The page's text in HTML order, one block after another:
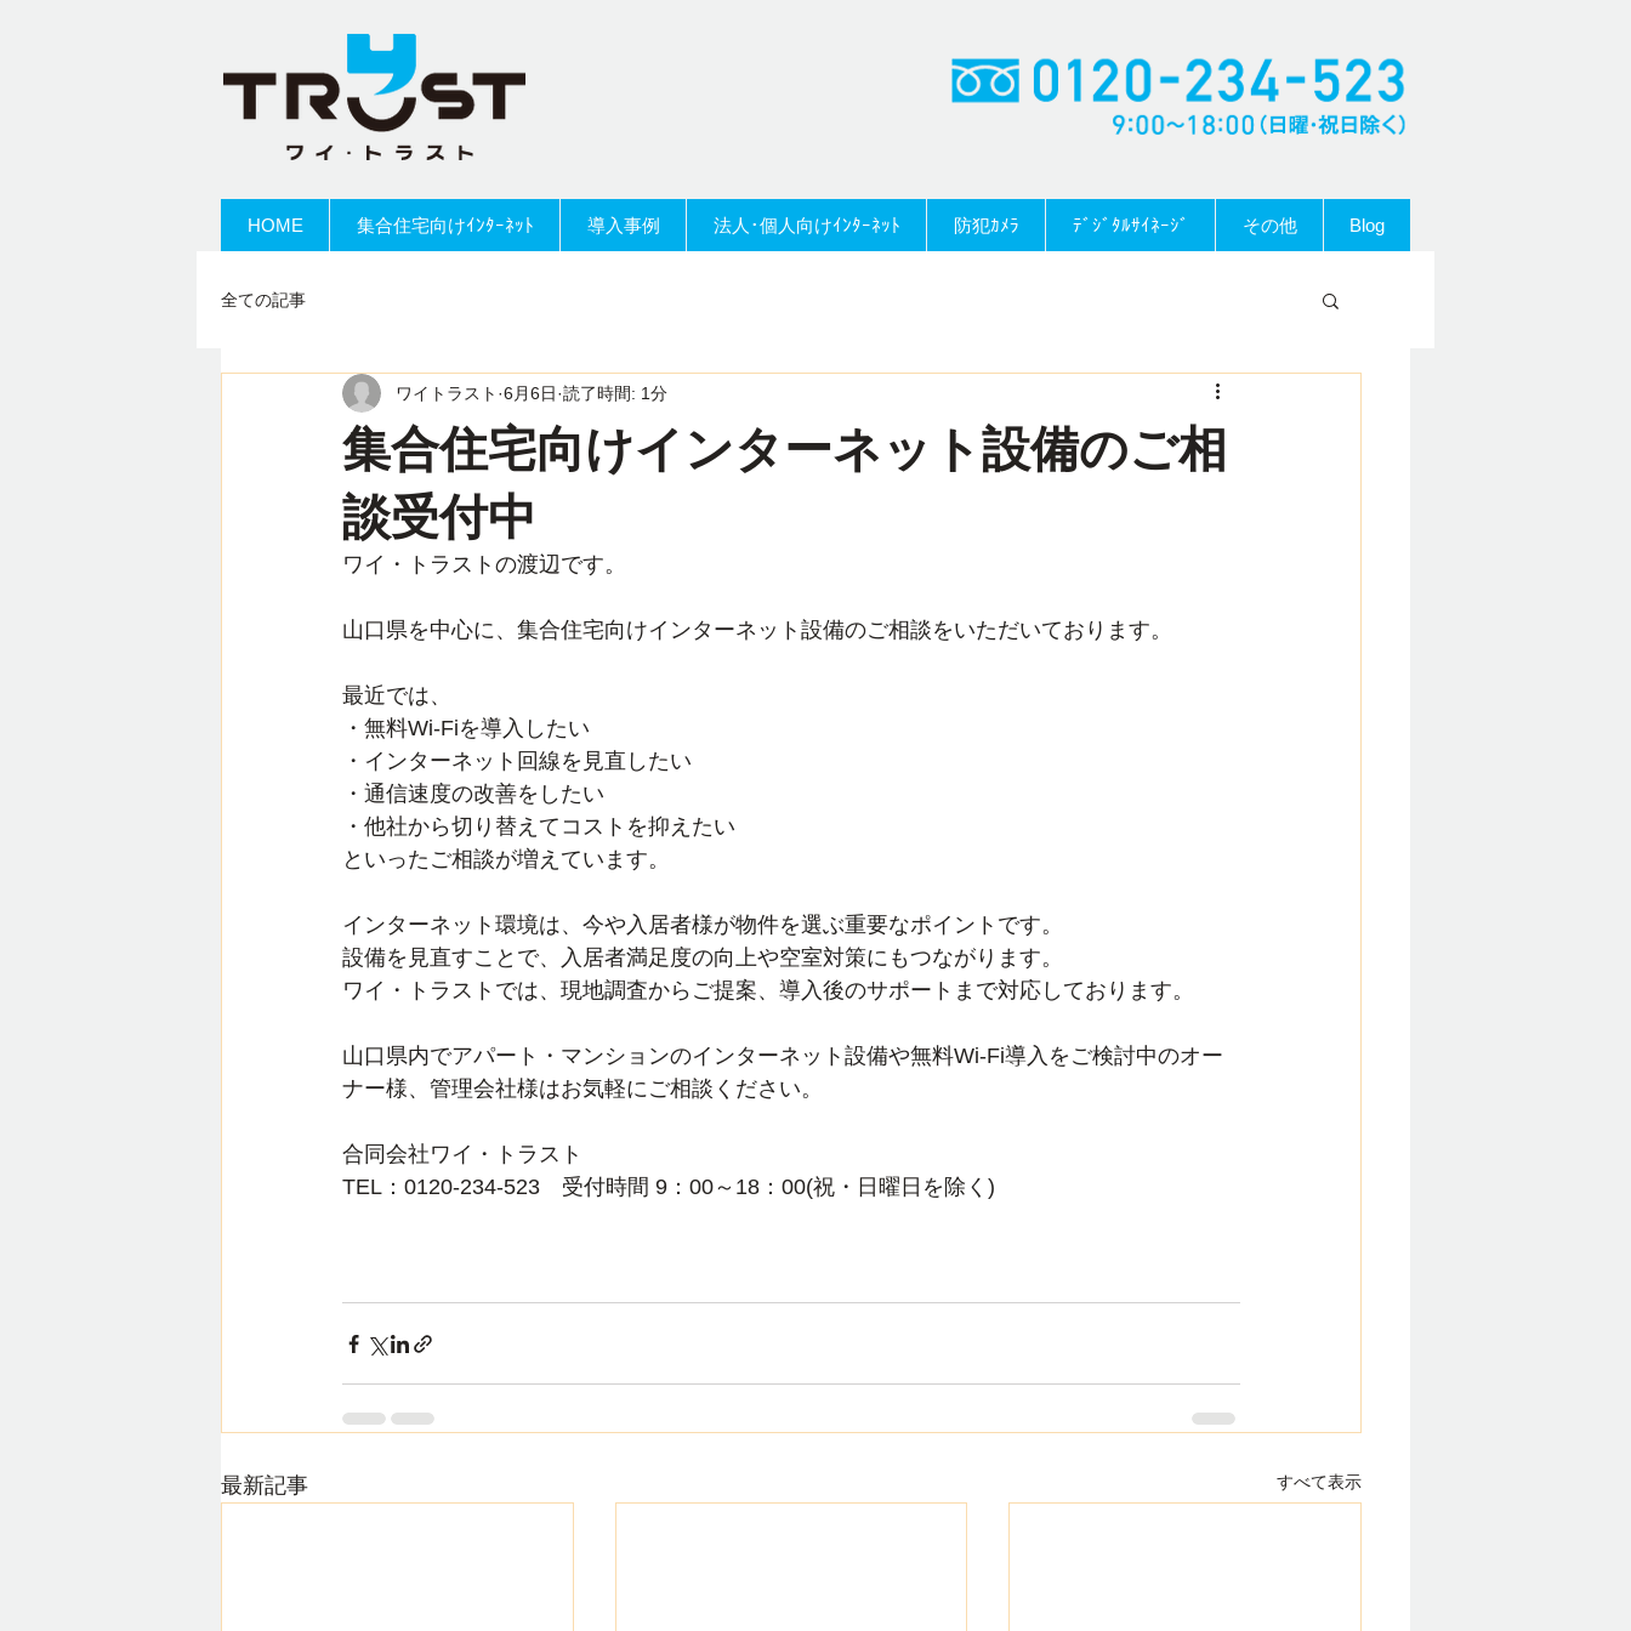
HOME 集合住宅向けｲﾝﾀｰﾈｯﾄ 導入事例 法人･個人向けｲﾝﾀｰﾈｯﾄ 防犯ｶﾒﾗ ﾃﾞｼﾞﾀﾙｻｲﾈｰｼﾞ その他 Blog
全ての記事
集合住宅向けインターネット設備のご相
談受付中
ワイトラスト 6月6日 読了時間: 1分
ワイ・トラストの渡辺です。
山口県を中心に、集合住宅向けインターネット設備のご相談をいただいております。
最近では、
・無料Wi-Fiを導入したい
・インターネット回線を見直したい
・通信速度の改善をしたい
・他社から切り替えてコストを抑えたい
といったご相談が増えています。
インターネット環境は、今や入居者様が物件を選ぶ重要なポイントです。
設備を見直すことで、入居者満足度の向上や空室対策にもつながります。
ワイ・トラストでは、現地調査からご提案、導入後のサポートまで対応しております。
山口県内でアパート・マンションのインターネット設備や無料Wi-Fi導入をご検討中のオー
ナー様、管理会社様はお気軽にご相談ください。
合同会社ワイ・トラスト
TEL：0120-234-523　受付時間 9：00～18：00(祝・日曜日を除く)
最新記事 すべて表示